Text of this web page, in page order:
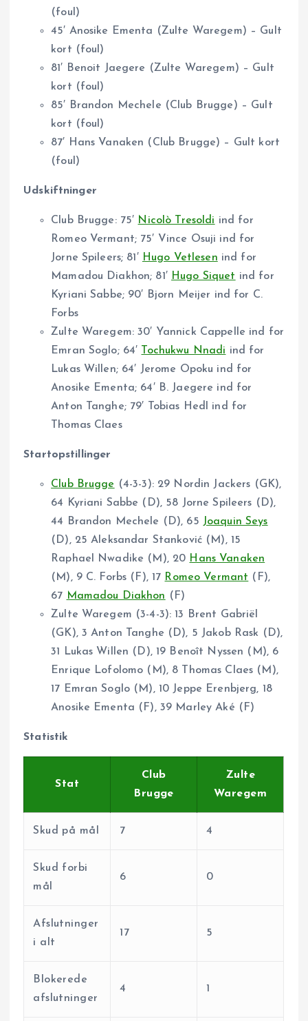
(foul)
45′ Anosike Ementa (Zulte Waregem) – Gult
kort (foul)
81′ Benoit Jaegere (Zulte Waregem) – Gult
kort (foul)
85′ Brandon Mechele (Club Brugge) – Gult
kort (foul)
87′ Hans Vanaken (Club Brugge) – Gult kort
(foul)
Udskiftninger
Club Brugge: 75′ Nicolò Tresoldi ind for
Romeo Vermant; 75′ Vince Osuji ind for
Jorne Spileers; 81′ Hugo Vetlesen ind for
Mamadou Diakhon; 81′ Hugo Siquet ind for
Kyriani Sabbe; 90′ Bjorn Meijer ind for C.
Forbs
Zulte Waregem: 30′ Yannick Cappelle ind for
Emran Soglo; 64′
Tochukwu Nnadi ind for
Lukas Willen; 64′ Jerome Opoku ind for
Anosike Ementa; 64′ B. Jaegere ind for
Anton Tanghe; 79′ Tobias Hedl ind for
Thomas Claes
Startopstillinger
Club Brugge (4-3-3): 29 Nordin Jackers (GK),
64 Kyriani Sabbe (D), 58 Jorne Spileers (D),
44 Brandon Mechele (D), 65 Joaquin Seys
(D), 25 Aleksandar Stanković (M), 15
Raphael Nwadike (M), 20 Hans Vanaken
(M), 9 C. Forbs (F), 17 Romeo Vermant (F),
67 Mamadou Diakhon (F)
Zulte Waregem (3-4-3): 13 Brent Gabriël
(GK), 3 Anton Tanghe (D), 5 Jakob Rask (D),
31 Lukas Willen (D), 19 Benoît Nyssen (M), 6
Enrique Lofolomo (M), 8 Thomas Claes (M),
17 Emran Soglo (M), 10 Jeppe Erenbjerg, 18
Anosike Ementa (F), 39 Marley Aké (F)
Statistik
Stat
Club
Brugge
Zulte
Waregem
Skud på mål 7 4
Skud forbi
mål
6 0
Afslutninger
i alt
17 5
Blokerede
afslutninger
4 1